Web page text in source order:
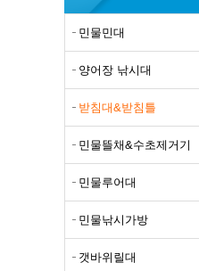
민물민대
양어장 낚시대
받침대&받침틀
민물뜰채&수초제거기
민물루어대
민물낚시가방
갯바위릴대